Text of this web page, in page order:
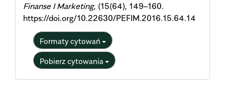
Finanse I Marketing, (15(64), 149–160.
https://doi.org/10.22630/PEFIM.2016.15.64.14
Formaty cytowań
Pobierz cytowania